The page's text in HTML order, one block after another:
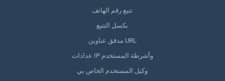
تتبع رقم الهاتف
بكسل التتبع
مدقق عناوين URL
عدادات IP وأشرطة المستخدم
وكيل المستخدم الخاص بي